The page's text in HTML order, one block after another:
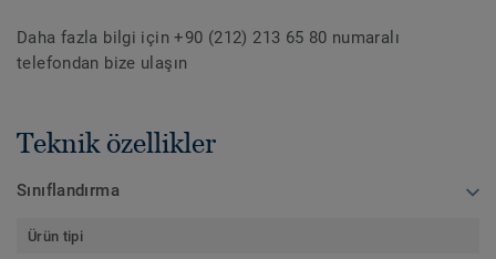
Daha fazla bilgi için +90 (212) 213 65 80 numaralı
telefondan bize ulaşın
Teknik özellikler
Sınıflandırma
Ürün tipi